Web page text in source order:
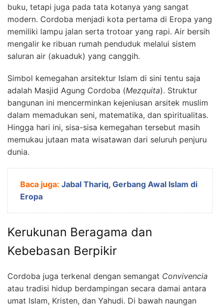
buku, tetapi juga pada tata kotanya yang sangat
modern. Cordoba menjadi kota pertama di Eropa yang
memiliki lampu jalan serta trotoar yang rapi. Air bersih
mengalir ke ribuan rumah penduduk melalui sistem
saluran air (akuaduk) yang canggih.
Simbol kemegahan arsitektur Islam di sini tentu saja
adalah Masjid Agung Cordoba (Mezquita). Struktur
bangunan ini mencerminkan kejeniusan arsitek muslim
dalam memadukan seni, matematika, dan spiritualitas.
Hingga hari ini, sisa-sisa kemegahan tersebut masih
memukau jutaan mata wisatawan dari seluruh penjuru
dunia.
Baca juga: Jabal Thariq, Gerbang Awal Islam di
Eropa
Kerukunan Beragama dan
Kebebasan Berpikir
Cordoba juga terkenal dengan semangat Convivencia
atau tradisi hidup berdampingan secara damai antara
umat Islam, Kristen, dan Yahudi. Di bawah naungan